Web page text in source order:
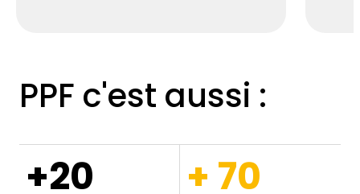
PPF c'est aussi :
+20 + 70